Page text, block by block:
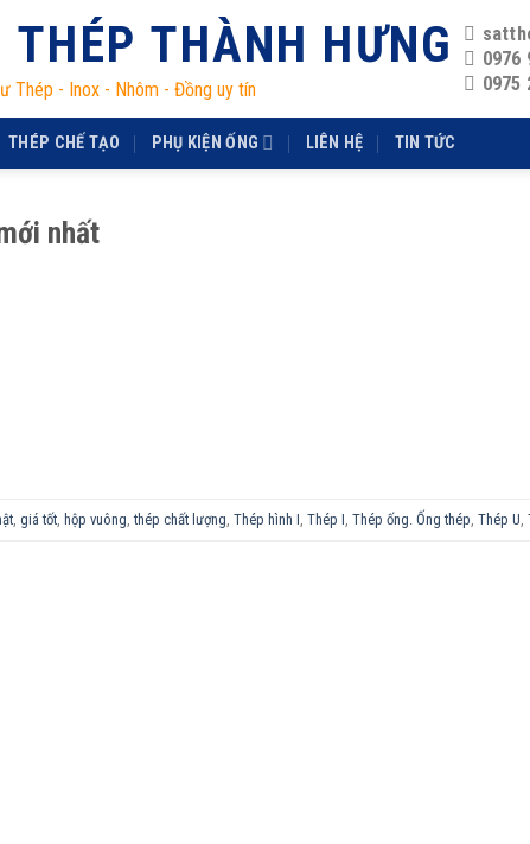
THÀNH HƯNG
Thép - Inox - Nhôm - Đồng uy tín
0976
0975
THÉP CHẾ TẠO PHỤ KIỆN ỐNG LIÊN HỆ TIN TỨC
nhất
, giá tốt, hộp vuông ,thép chất lượng Thép hình I Thép I Thép ống. Ống thép Thép U